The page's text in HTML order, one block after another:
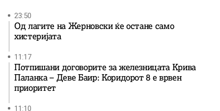
23:50
Од лагите на Жерновски ќе остане само
хистеријата
11:17
Потпишани договорите за железницата Крива
Паланка – Деве Баир: Коридорот 8 е врвен
приоритет
11:10